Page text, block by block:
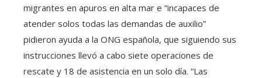
migrantes en apuros en alta mar e “incapaces de
atender solos todas las demandas de auxilio”
pidieron ayuda a la ONG española, que siguiendo sus
instrucciones llevó a cabo siete operaciones de
rescate y 18 de asistencia en un solo día. “Las